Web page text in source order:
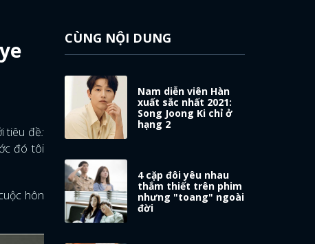
tiêu đề:
đó tôi
hôn
CÙNG NỘI DUNG
Nam diễn viên Hàn
xuất sắc nhất 2021:
Song Joong Ki chỉ ở
hạng 2
4 cặp đôi yêu nhau
thắm thiết trên phim
nhưng "toang" ngoài
đời